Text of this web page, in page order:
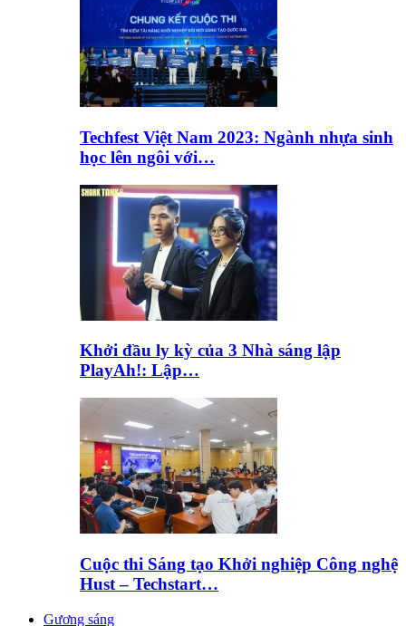
Techfest Việt Nam 2023: Ngành nhựa sinh
học lên ngôi với…
Khởi đầu ly kỳ của 3 Nhà sáng lập
PlayAh!: Lập…
Cuộc thi Sáng tạo Khởi nghiệp Công nghệ
Hust – Techstart…
Gương sáng